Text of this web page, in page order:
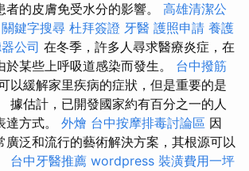
的皮膚免受水分的影響。 高雄清潔公
關鍵字搜尋 杜拜簽證 牙醫 護照申請 養護
公司 在冬季，許多人尋求醫療炎症，在
於某些上呼吸道感染而發生。 台中撥筋
以緩解家里疾病的症狀，但是重要的是
據估計，已開發國家約有百分之一的人
達方式。 外燴 台中按摩排毒討論區 因
廣泛和流行的藝術解決方案，其根源可以
台中牙醫推薦 wordpress 裝潢費用一坪